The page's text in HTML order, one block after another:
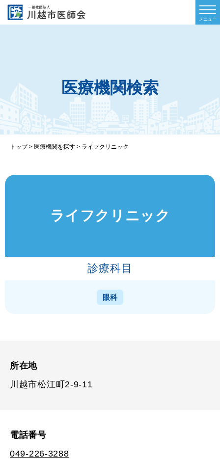
医療機関検索
トップ> 医療機関を探す > ライフクリニック
ライフクリニック
診療科目
眼科
所在地
川越市松江町2-9-11
電話番号
049-226-3288